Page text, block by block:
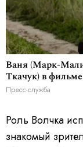
Ваня (Марк-
Ткачук) в
Пресс-служба
Роль Волчка
знакомый